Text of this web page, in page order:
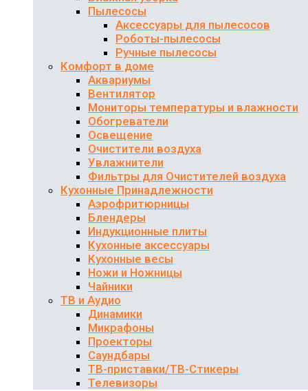
Пылесосы
Аксессуары для пылесосов
Роботы-пылесосы
Ручные пылесосы
Комфорт в доме
Аквариумы
Вентилятор
Мониторы температуры и влажности
Обогреватели
Освещение
Очистители воздуха
Увлажнители
Фильтры для Очистителей воздуха
Кухонные Принадлежности
Аэрофритюрницы
Блендеры
Индукционные плиты
Кухонные аксессуары
Кухонные весы
Ножи и Ножницы
Чайники
ТВ и Аудио
Динамики
Микрафоны
Проекторы
Саундбары
ТВ-приставки/ТВ-Стикеры
Телевизоры